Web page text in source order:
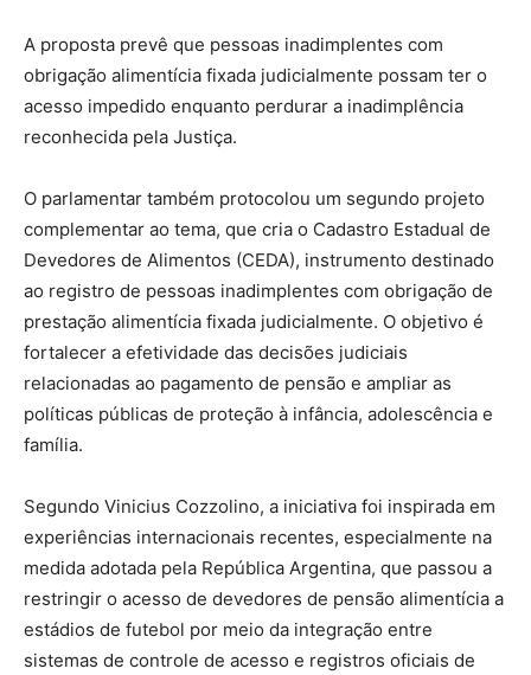
A proposta prevê que pessoas inadimplentes com
obrigação alimentícia fixada judicialmente possam ter o
acesso impedido enquanto perdurar a inadimplência
reconhecida pela Justiça.
O parlamentar também protocolou um segundo projeto
complementar ao tema, que cria o Cadastro Estadual de
Devedores de Alimentos (CEDA), instrumento destinado
ao registro de pessoas inadimplentes com obrigação de
prestação alimentícia fixada judicialmente. O objetivo é
fortalecer a efetividade das decisões judiciais
relacionadas ao pagamento de pensão e ampliar as
políticas públicas de proteção à infância, adolescência e
família.
Segundo Vinicius Cozzolino, a iniciativa foi inspirada em
experiências internacionais recentes, especialmente na
medida adotada pela República Argentina, que passou a
restringir o acesso de devedores de pensão alimentícia a
estádios de futebol por meio da integração entre
sistemas de controle de acesso e registros oficiais de